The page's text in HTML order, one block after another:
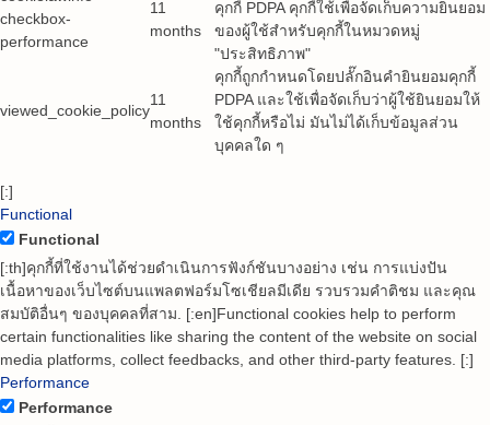
checkbox-
performance
11
months
คุกกี้ PDPA คุกกี้ใช้เพื่อจัดเก็บความยินยอม
ของผู้ใช้สำหรับคุกกี้ในหมวดหมู่
"ประสิทธิภาพ"
viewed_cookie_policy
11
months
คุกกี้ถูกกำหนดโดยปลั๊กอินคำยินยอมคุกกี้
PDPA และใช้เพื่อจัดเก็บว่าผู้ใช้ยินยอมให้
ใช้คุกกี้หรือไม่ มันไม่ได้เก็บข้อมูลส่วน
บุคคลใด ๆ
[:]
Functional
Functional
[:th]คุกกี้ที่ใช้งานได้ช่วยดำเนินการฟังก์ชันบางอย่าง เช่น การแบ่งปัน
เนื้อหาของเว็บไซต์บนแพลตฟอร์มโซเชียลมีเดีย รวบรวมคำติชม และคุณ
สมบัติอื่นๆ ของบุคคลที่สาม. [:en]Functional cookies help to perform
certain functionalities like sharing the content of the website on social
media platforms, collect feedbacks, and other third-party features. [:]
Performance
Performance